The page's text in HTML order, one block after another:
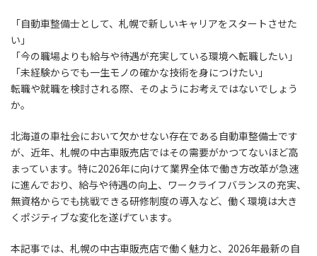
「自動車整備士として、札幌で新しいキャリアをスタートさせた
い」
「今の職場よりも給与や待遇が充実している環境へ転職したい」
「未経験からでも一生モノの確かな技術を身につけたい」
転職や就職を検討される際、そのようにお考えではないでしょう
か。
北海道の車社会において欠かせない存在である自動車整備士です
が、近年、札幌の中古車販売店ではその需要がかつてないほど高
まっています。特に2026年に向けて業界全体で働き方改革が急速
に進んでおり、給与や待遇の向上、ワークライフバランスの充実、
無資格からでも挑戦できる研修制度の導入など、働く環境は大き
くポジティブな変化を遂げています。
本記事では、札幌の中古車販売店で働く魅力と、2026年最新の自